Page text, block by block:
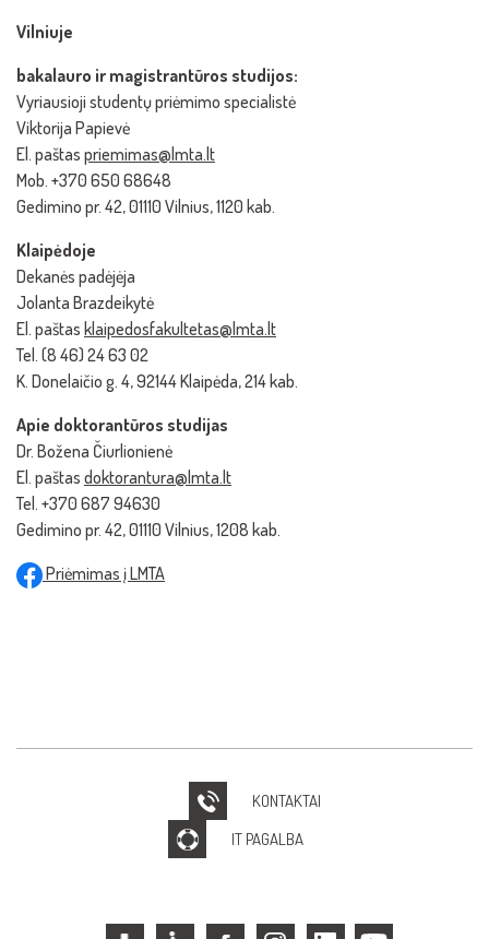
Vilniuje
bakalauro ir magistrantūros studijos:
Vyriausioji studentų priėmimo specialistė
Viktorija Papievė
El. paštas priemimas@lmta.lt
Mob. +370 650 68648
Gedimino pr. 42, 01110 Vilnius, 1120 kab.
Klaipėdoje
Dekanės padėjėja
Jolanta Brazdeikytė
El. paštas klaipedosfakultetas@lmta.lt
Tel. (8 46) 24 63 02
K. Donelaičio g. 4, 92144 Klaipėda, 214 kab.
Apie doktorantūros studijas
Dr. Božena Čiurlionienė
El. paštas doktorantura@lmta.lt
Tel. +370 687 94630
Gedimino pr. 42, 01110 Vilnius, 1208 kab.
Priėmimas į LMTA
KONTAKTAI
IT PAGALBA